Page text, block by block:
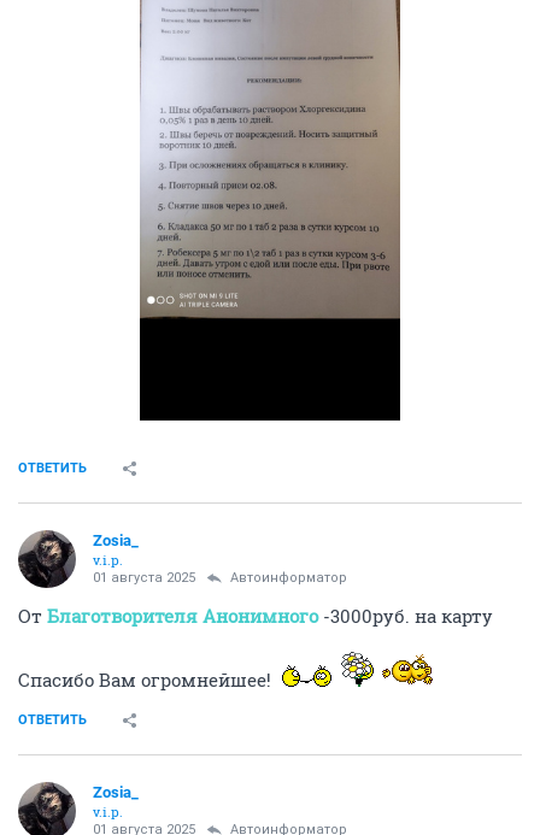
ОТВЕТИТЬ
Zosia_
v.i.p.
01 августа 2025 Автоинформатор
От Благотворителя Анонимного -3000руб. на карту
Спасибо Вам огромнейшее!
ОТВЕТИТЬ
Zosia_
v.i.p.
01 августа 2025 Автоинформатор